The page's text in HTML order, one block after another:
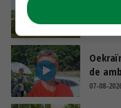
de
07-08-